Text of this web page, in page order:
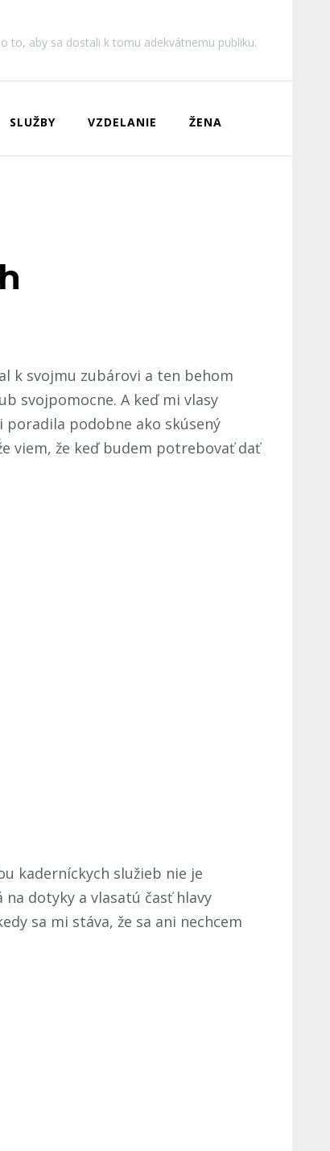
to, aby sa dostali k tomu adekvátnemu publiku.
SLUŽBY VZDELANIE ŽENA
k svojmu zubárovi a ten behom
svojpomocne. A keď mi vlasy
poradila podobne ako skúsený
viem, že keď budem potrebovať dať
kaderníckych služieb nie je
dotyky a vlasatú časť hlavy
sa mi stáva, že sa ani nechcem